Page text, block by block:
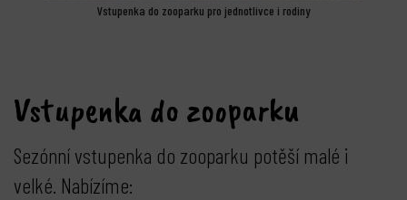
Vstupenka do zooparku pro jednotlivce i rodiny
Vstupenka do zooparku
Sezónní vstupenka do zooparku potěší malé i
velké. Nabízíme: